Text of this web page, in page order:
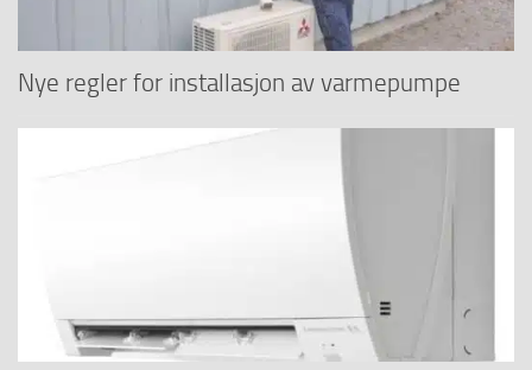
Nye regler for installasjon av varmepumpe